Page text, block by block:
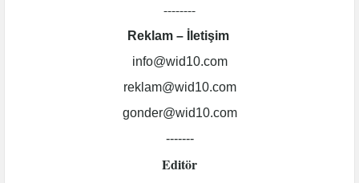
--------
Reklam – İletişim
info@wid10.com
reklam@wid10.com
gonder@wid10.com
-------
Editör